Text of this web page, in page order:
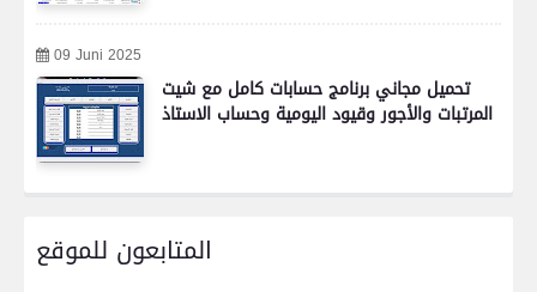
09 Juni 2025
تحميل مجاني برنامج حسابات كامل مع شيت
المرتبات والأجور وقيود اليومية وحساب الاستاذ
المتابعون للموقع